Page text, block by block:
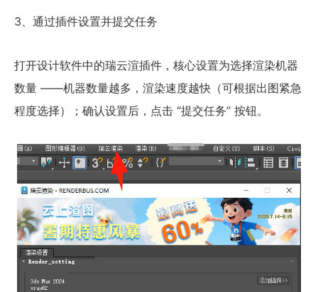
3、通过插件设置并提交任务
打开设计软件中的瑞云渲插件，核心设置为选择渲染机器
数量 ——机器数量越多，渲染速度越快（可根据出图紧急
程度选择）；确认设置后，点击 “提交任务” 按钮。